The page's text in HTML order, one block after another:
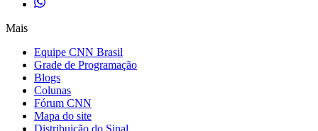
Mais
Equipe CNN Brasil
Grade de Programação
Blogs
Colunas
Fórum CNN
Mapa do site